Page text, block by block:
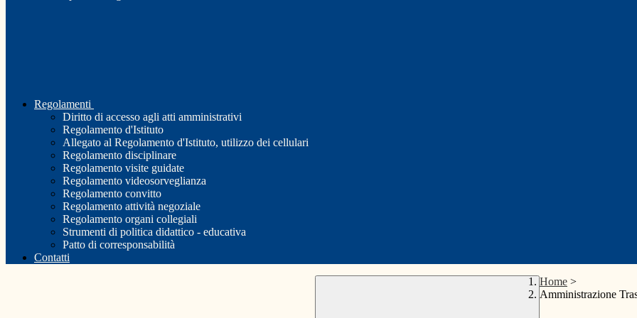
Regolamenti
Diritto di accesso agli atti amministrativi
Regolamento d'Istituto
Allegato al Regolamento d'Istituto, utilizzo dei cellulari
Regolamento disciplinare
Regolamento visite guidate
Regolamento videosorveglianza
Regolamento convitto
Regolamento attività negoziale
Regolamento organi collegiali
Strumenti di politica didattico - educativa
Patto di corresponsabilità
Contatti
Home >
Amministrazione